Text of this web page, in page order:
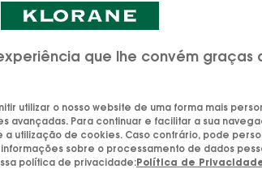
o seu cabelo ao longo do
definido, fácil de pentear e com
todos os dias!
Domar sem danificar
que lhe convém graças
utilizar o nosso website de uma forma mais
avançadas. Para continuar e facilitar a sua
utilização de cookies. Caso contrário, pode
sobre o processamento de dados
política de privacidade:Política de